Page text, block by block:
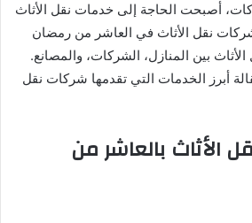
أصبحت الحاجة إلى خدمات نقل الأثاث
نقل الأثاث في العاشر من رمضان
الأثاث بين المنازل، الشركات، والمصانع.
أبرز الخدمات التي تقدمها شركات نقل
الأثاث بالعاشر من